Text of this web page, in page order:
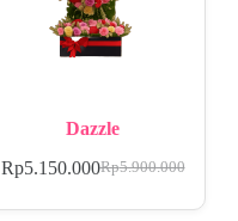
Dazzle
Rp5.900.000
Rp5.150.000